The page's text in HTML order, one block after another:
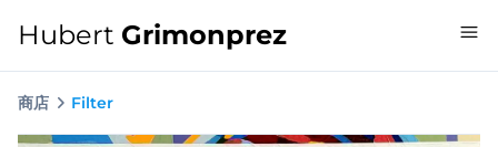
Hubert Grimonprez
商店 Filter